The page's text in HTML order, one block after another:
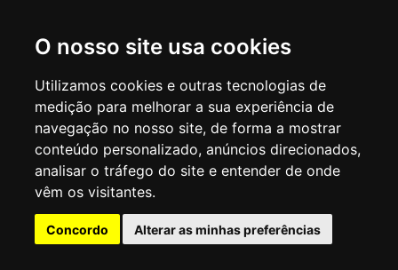
O nosso site usa cookies
Utilizamos cookies e outras tecnologias de
medição para melhorar a sua experiência de
navegação no nosso site, de forma a mostrar
conteúdo personalizado, anúncios direcionados,
analisar o tráfego do site e entender de onde
vêm os visitantes.
Concordo Alterar as minhas preferências
SECRETARIA DE EDUCAÇÃO
Rua Claudino Barbosa, 313 - Macedo - Guarulhos/SP CEP 07113-040
Central de Atendimento: *55 11 2475-7300